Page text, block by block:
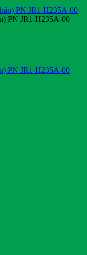
PN JR1-H235A-00
PN JR1-H235A-00